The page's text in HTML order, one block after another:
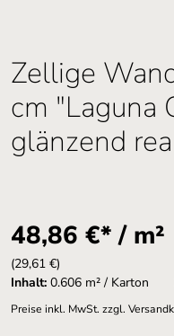
Zellige
cm "Laguna
glänzend
48,86 €* / m²
(29,61 €)
Inhalt: 0.606 m² / Karton
Preise inkl. MwSt. zzgl.